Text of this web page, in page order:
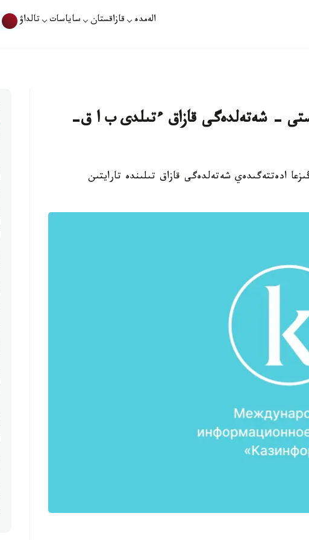
الەمدە قازاقستان ساياسات تالداۋ
- شەتەلدەگى قازاق ءتىلدى ب ا ق-
ادەتتەگىدەي شەتەلدەگى قازاق تىلىندە تارايتىن